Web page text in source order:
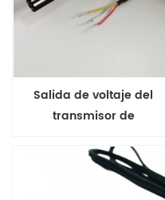
Salida de voltaje del
transmisor de
portátil de la serie FHT10-